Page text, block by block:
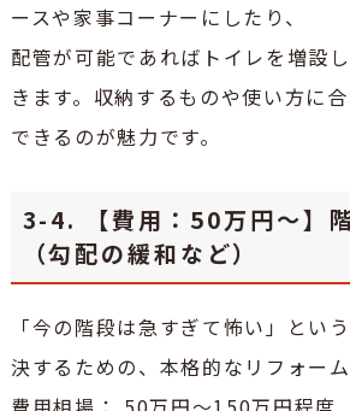
ースや家事コーナーにしたり、
配管が可能であればトイレを増設
きます。収納するものや使い方に
できるのが魅力です。
3-4. 【費用：50万円～】
（勾配の緩和など）
「今の階段は急すぎて怖い」とい
決するための、本格的なリフォーム